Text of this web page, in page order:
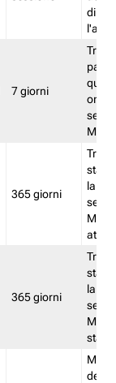
7 giorni
365 giorni
stata
la
365 giorni
stata
la
stato
delle